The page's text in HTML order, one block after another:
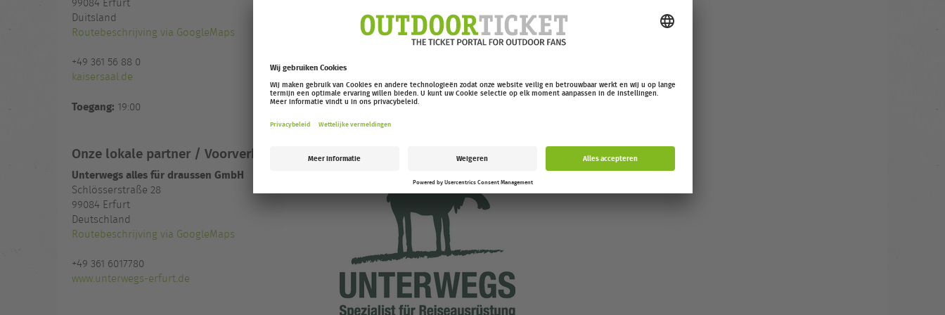
Duitsland
Routebeschrijving via GoogleMaps
+49 361 56 88 0
kaisersaal.de
Toegang: 19:00
Onze lokale partner / Voorverkoopadres
Unterwegs alles für draussen GmbH
Schlösserstraße 28
99084 Erfurt
Deutschland
Routebeschrijving via GoogleMaps
+49 361 6017780
www.unterwegs-erfurt.de